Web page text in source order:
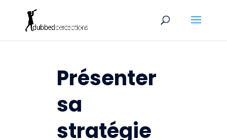
Présenter
sa
stratégie